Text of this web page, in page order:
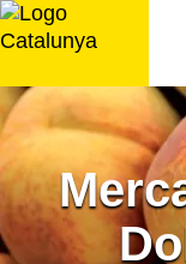
Saltar
al